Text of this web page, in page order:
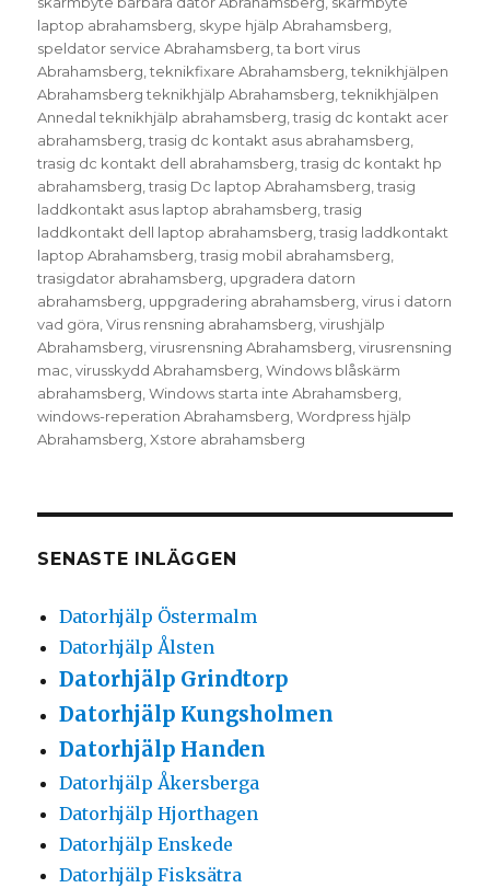
laptop abrahamsberg skype hjälp Abrahamsberg
speldator service Abrahamsberg ,ta bort virus
Abrahamsberg ,teknikfixare Abrahamsberg ,teknikhjälpen
Abrahamsberg teknikhjälp Abrahamsberg ,teknikhjälpen
Annedal teknikhjälp abrahamsberg ,trasig dc kontakt acer
abrahamsberg ,trasig dc kontakt asus abrahamsberg
trasig dc kontakt dell abrahamsberg ,trasig dc kontakt hp
abrahamsberg ,trasig Dc laptop Abrahamsberg ,trasig
laddkontakt asus laptop abrahamsberg ,trasig
laddkontakt dell laptop abrahamsberg ,trasig laddkontakt
laptop Abrahamsberg ,trasig mobil abrahamsberg
trasigdator abrahamsberg upgradera datorn
abrahamsberg uppgradering abrahamsberg ,virus i datorn
vad göra ,Virus rensning abrahamsberg ,virushjälp
Abrahamsberg ,virusrensning Abrahamsberg ,virusrensning
mac ,virusskydd Abrahamsberg ,Windows blåskärm
abrahamsberg ,Windows starta inte Abrahamsberg
windows-reperation Abrahamsberg ,Wordpress hjälp
Abrahamsberg ,Xstore abrahamsberg
SENASTE INLÄGGEN
Datorhjälp Östermalm
Datorhjälp Ålsten
Datorhjälp Grindtorp
Datorhjälp Kungsholmen
Datorhjälp Handen
Datorhjälp Åkersberga
Datorhjälp Hjorthagen
Datorhjälp Enskede
Datorhjälp Fisksätra